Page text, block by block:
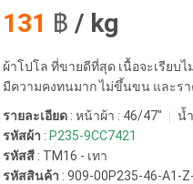
131 ฿ / kg
ผ้าโปโล ที่ขายดีที่สุด เนื้อจะเรียบ
มีความคงทนมาก ไม่ขึ้นขน และร
รายละเอียด : หน้าผ้า : 46/47" น้
รหัสผ้า : P235-9CC7421
รหัสสี : TM16 - เทา
รหัสสินค้า : 909-00P235-46-A1-